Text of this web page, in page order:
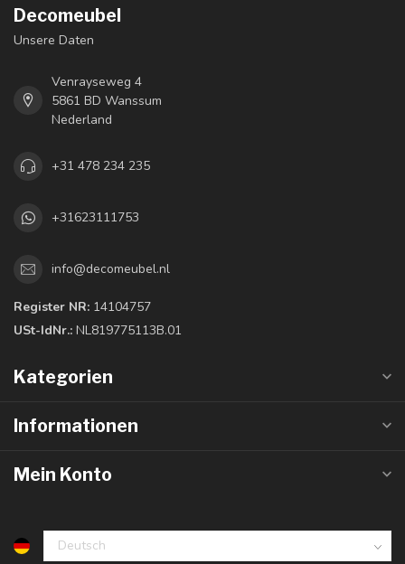
Decomeubel
Unsere Daten
Venrayseweg 4
5861 BD Wanssum
Nederland
+31 478 234 235
+31623111753
info@decomeubel.nl
Register NR: 14104757
USt-IdNr.: NL819775113B.01
Kategorien
Informationen
Mein Konto